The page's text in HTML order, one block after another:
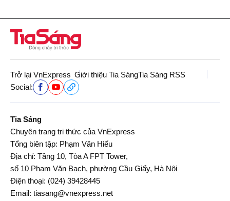
Trở lại VnExpress Giới thiệu Tia SángTia Sáng RSS
Social:
Tia Sáng
Chuyên trang tri thức của VnExpress
Tổng biên tập: Phạm Văn Hiếu
Địa chỉ: Tầng 10, Tòa A FPT Tower,
số 10 Phạm Văn Bạch, phường Cầu Giấy, Hà Nội
Điện thoại: (024) 39428445
Email: tiasang@vnexpress.net